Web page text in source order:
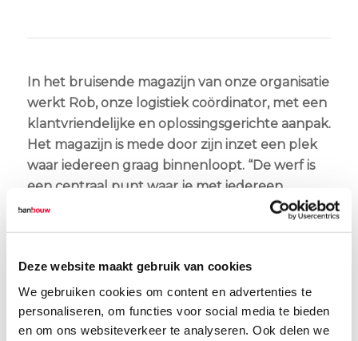
Deze website maakt gebruik van cookies
We gebruiken cookies om content en advertenties te
personaliseren, om functies voor social media te bieden
en om ons websiteverkeer te analyseren. Ook delen we
In het bruisende magazijn van onze organisatie
werkt Rob, onze logistiek coördinator, met een
klantvriendelijke en oplossingsgerichte aanpak.
Het magazijn is mede door zijn inzet een plek
waar iedereen graag binnenloopt. “De werf is
een centraal punt waar je met iedereen
binnen de organisatie te maken hebt, dat heeft
(semi)overheid, totdat hij besloot dat het tijd
was voor verandering. Met behulp van een
jobcoach vond hij deze baan, waar hij echt
enthousiast van werd. Zijn technische